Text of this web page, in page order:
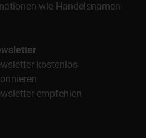
wie Handelsnamen
kostenlos
empfehlen